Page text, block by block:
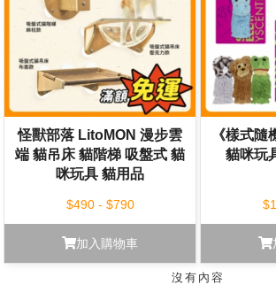
怪獸部落 LitoMON 漫步雲
端 貓吊床 貓階梯 吸盤式 貓
咪玩具 貓用品
$490 - $790
加入購物車
《樣式
貓咪玩
沒有內容